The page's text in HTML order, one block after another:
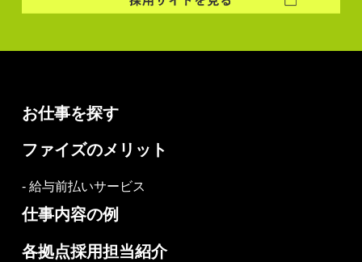
お仕事を探す
ファイズのメリット
- 給与前払いサービス
仕事内容の例
各拠点採用担当紹介